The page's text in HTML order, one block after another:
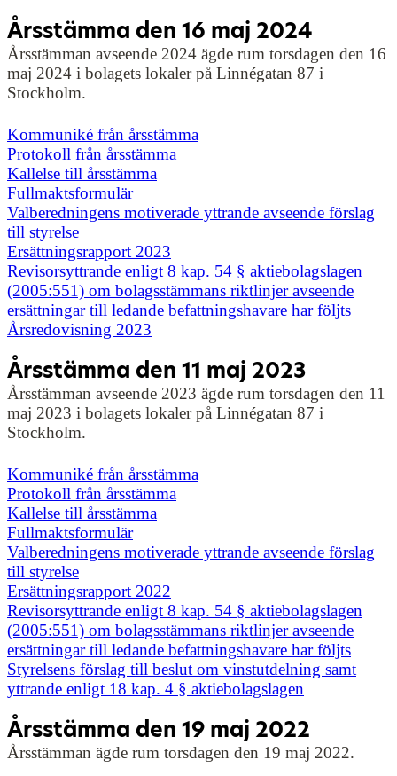
Årsstämma den 16 maj 2024
Årsstämman avseende 2024 ägde rum torsdagen den 16
maj 2024 i bolagets lokaler på Linnégatan 87 i
Stockholm.
Kommuniké från årsstämma
Protokoll från årsstämma
Kallelse till årsstämma
Fullmaktsformulär
Valberedningens motiverade yttrande avseende förslag
till styrelse
Ersättningsrapport 2023
Revisorsyttrande enligt 8 kap. 54 § aktiebolagslagen
(2005:551) om bolagsstämmans riktlinjer avseende
ersättningar till ledande befattningshavare har följts
Årsredovisning 2023
Årsstämma den 11 maj 2023
Årsstämman avseende 2023 ägde rum torsdagen den 11
maj 2023 i bolagets lokaler på Linnégatan 87 i
Stockholm.
Kommuniké från årsstämma
Protokoll från årsstämma
Kallelse till årsstämma
Fullmaktsformulär
Valberedningens motiverade yttrande avseende förslag
till styrelse
Ersättningsrapport 2022
Revisorsyttrande enligt 8 kap. 54 § aktiebolagslagen
(2005:551) om bolagsstämmans riktlinjer avseende
ersättningar till ledande befattningshavare har följts
Styrelsens förslag till beslut om vinstutdelning samt
yttrande enligt 18 kap. 4 § aktiebolagslagen
Årsstämma den 19 maj 2022
Årsstämman ägde rum torsdagen den 19 maj 2022.